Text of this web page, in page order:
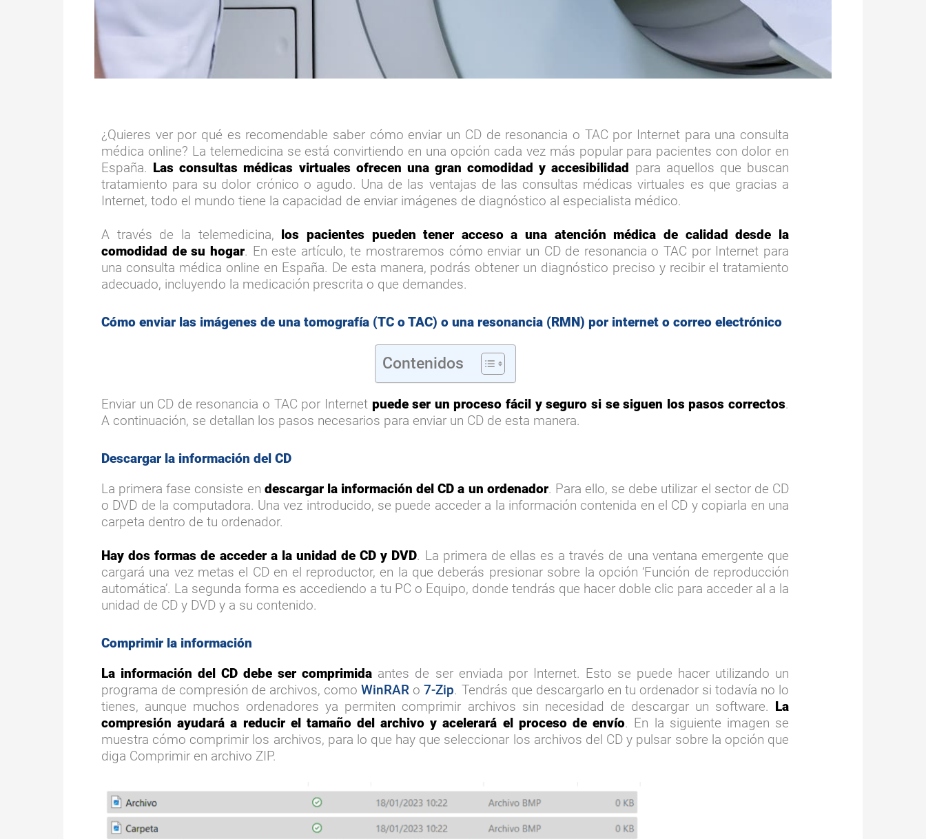
¿Quieres ver por qué es recomendable saber cómo enviar un CD de resonancia o TAC por Internet para una consulta
médica online? La telemedicina se está convirtiendo en una opción cada vez más popular para pacientes con dolor en
España. Las consultas médicas virtuales ofrecen una gran comodidad y accesibilidad para aquellos que buscan
tratamiento para su dolor crónico o agudo. Una de las ventajas de las consultas médicas virtuales es que gracias a
Internet, todo el mundo tiene la capacidad de enviar imágenes de diagnóstico al especialista médico.
A través de la telemedicina, los pacientes pueden tener acceso a una atención médica de calidad desde la
comodidad de su hogar. En este artículo, te mostraremos cómo enviar un CD de resonancia o TAC por Internet para
una consulta médica online en España. De esta manera, podrás obtener un diagnóstico preciso y recibir el tratamiento
adecuado, incluyendo la medicación prescrita o que demandes.
Cómo enviar las imágenes de una tomografía (TC o TAC) o una resonancia (RMN) por internet o correo electrónico
Contenidos
Enviar un CD de resonancia o TAC por Internet puede ser un proceso fácil y seguro si se siguen los pasos correctos.
A continuación, se detallan los pasos necesarios para enviar un CD de esta manera.
Descargar la información del CD
La primera fase consiste en descargar la información del CD a un ordenador. Para ello, se debe utilizar el sector de CD
o DVD de la computadora. Una vez introducido, se puede acceder a la información contenida en el CD y copiarla en una
carpeta dentro de tu ordenador.
Hay dos formas de acceder a la unidad de CD y DVD. La primera de ellas es a través de una ventana emergente que
cargará una vez metas el CD en el reproductor, en la que deberás presionar sobre la opción ‘Función de reproducción
automática’. La segunda forma es accediendo a tu PC o Equipo, donde tendrás que hacer doble clic para acceder al a la
unidad de CD y DVD y a su contenido.
Comprimir la información
La información del CD debe ser comprimida antes de ser enviada por Internet. Esto se puede hacer utilizando un
programa de compresión de archivos, comoWinRAR o7-Zip. Tendrás que descargarlo en tu ordenador si todavía no lo
tienes, aunque muchos ordenadores ya permiten comprimir archivos sin necesidad de descargar un software. La
compresión ayudará a reducir el tamaño del archivo y acelerará el proceso de envío. En la siguiente imagen se
muestra cómo comprimir los archivos, para lo que hay que seleccionar los archivos del CD y pulsar sobre la opción que
diga Comprimir en archivo ZIP.